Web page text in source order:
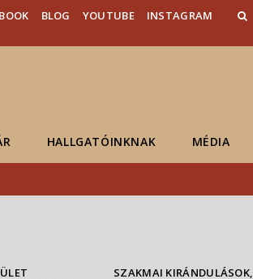
BLOG YOUTUBE INSTAGRAM
HALLGATÓINKNAK MÉDIA
SZAKMAI KIRÁNDULÁSOK,